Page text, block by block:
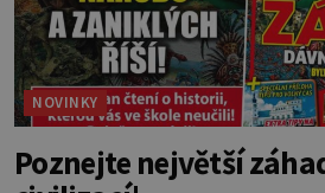
NOVINKY
Poznejte největší